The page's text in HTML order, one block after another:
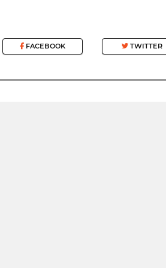
FACEBOOK TWITTER